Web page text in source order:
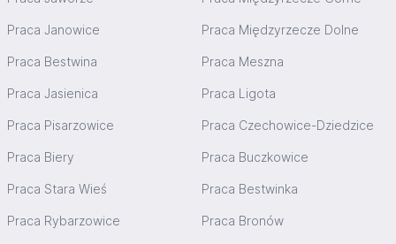
Praca Janowice Praca Międzyrzecze Dolne
Praca Bestwina Praca Meszna
Praca Jasienica Praca Ligota
Praca Pisarzowice Praca Czechowice-Dziedzice
Praca Biery Praca Buczkowice
Praca Stara Wieś Praca Bestwinka
Praca Rybarzowice Praca Bronów